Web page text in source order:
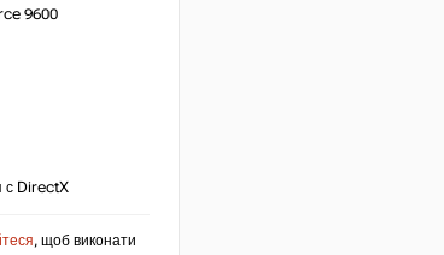
9600
с DirectX
, щоб виконати